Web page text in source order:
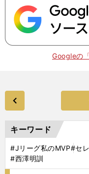
Googleの
キーワード
#Jリーグ私のMVP#セ
#西澤明訓